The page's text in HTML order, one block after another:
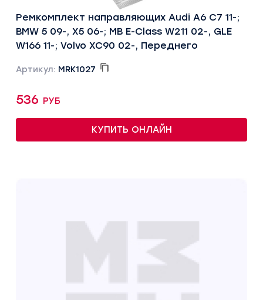
Ремкомплект направляющих Audi A6 C7 11-;
BMW 5 09-, X5 06-; MB E-Class W211 02-, GLE
W166 11-; Volvo XC90 02-, Переднего
Артикул: MRK1027
536 руб
КУПИТЬ ОНЛАЙН